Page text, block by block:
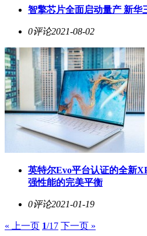
智擎芯片全面启动量产 新华
0评论2021-08-02
英特尔Evo平台认证的全新
强性能的完美平衡
0评论2021-01-19
« 上一页 1/17 下一页 »